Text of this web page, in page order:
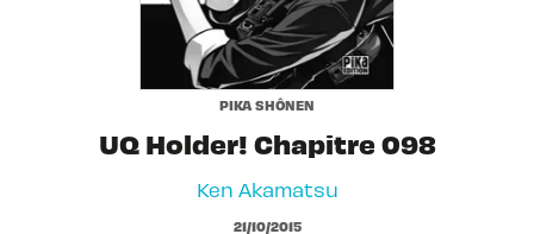
PIKA SHÔNEN
UQ Holder! Chapitre 098
Ken Akamatsu
21/10/2015